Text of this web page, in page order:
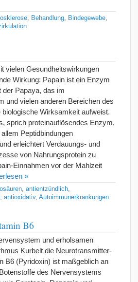
Behandlung Bindegewebe
vielen Gesundheitswirkungen
Wirkung: Papain ist ein Enzym
Papaya, das im
und vielen anderen Bereichen des
biologische Wirksamkeit aufweist.
sprich proteinauflösendes Enzym,
Peptidbindungen
erleichtert Verdauungs- und
von Nahrungsprotein zu
Einnahmen vor der Mahlzeit
»
antientzündlich
antioxidativ, Autoimmunerkrankungen
B6
und erholsamen
Kurbelt die Neurotransmitter-
B6 (Pyridoxin) ist maßgeblich an
des Nervensystems